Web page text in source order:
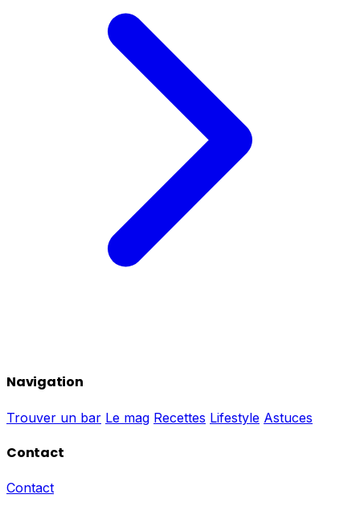
Navigation
Trouver un bar Le mag Recettes Lifestyle Astuces
Contact
Contact